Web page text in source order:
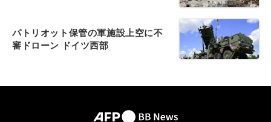
パトリオット保管の軍施設上空に不
審ドローン ドイツ西部